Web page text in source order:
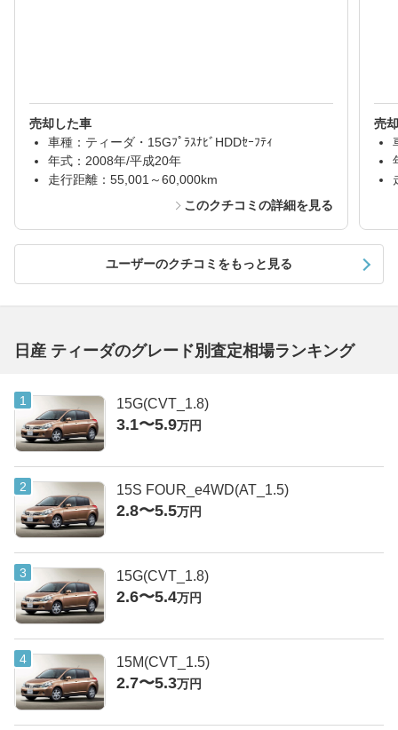
売却した車
車種：ティーダ・15GﾌﾟﾗｽﾅﾋﾞHDDｾｰﾌﾃｨ
年式：2008年/平成20年
走行距離：55,001～60,000km
このクチコミの詳細を見る
売
ユーザーのクチコミをもっと見る
日産 ティーダのグレード別査定相場ランキング
15G(CVT_1.8)
3.1〜5.9万円
15S FOUR_e4WD(AT_1.5)
2.8〜5.5万円
15G(CVT_1.8)
2.6〜5.4万円
15M(CVT_1.5)
2.7〜5.3万円